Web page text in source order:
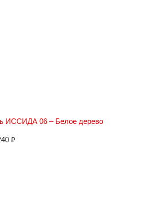
ИССИДА 06 – Белое дерево
₽